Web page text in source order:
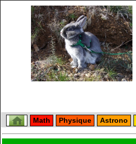
Math Physique Astrono